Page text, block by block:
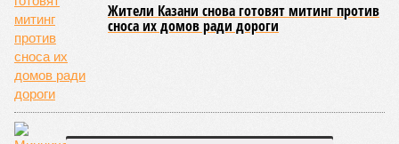
Жители Казани снова готовят митинг против
сноса их домов ради дороги